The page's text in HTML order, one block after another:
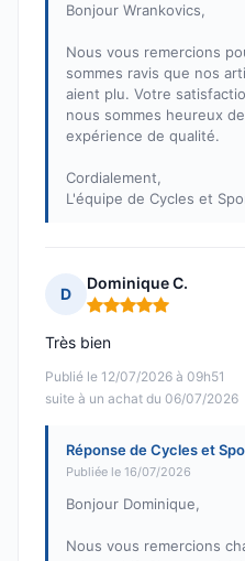
Bonjour Wrankovics,
Nous vous remercions
sommes ravis que nos
aient plu. Votre
nous sommes heureux
expérience de qualité.
Cordialement,
L'équipe de Cycles et
D
Dominique C.
Note : 5 sur 5
Publié le 12/07/2026 à 09h51
suite à un achat du 06/07/2026
Très bien
Réponse de Cycles et
Publiée le 16/07/2026
Bonjour Dominique,
Nous vous remercions